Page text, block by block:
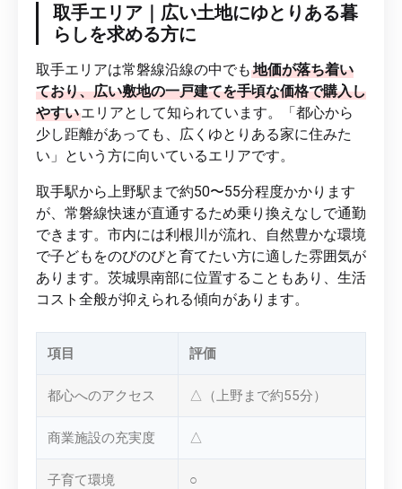
取手エリア｜広い土地にゆとりある暮
らしを求める方に
取手エリアは常磐線沿線の中でも 地価が落ち着い
ており、広い敷地の一戸建てを手頃な価格で購入し
やすいエリアとして知られています。「都心から
少し距離があっても、広くゆとりある家に住みた
い」という方に向いているエリアです。
取手駅から上野駅まで約50〜55分程度かかります
が、常磐線快速が直通するため乗り換えなしで通勤
できます。市内には利根川が流れ、自然豊かな環境
で子どもをのびのびと育てたい方に適した雰囲気が
あります。茨城県南部に位置することもあり、生活
コスト全般が抑えられる傾向があります。
項目 評価
都心へのアクセス △（上野まで約55分）
商業施設の充実度 △
子育て環境 ○